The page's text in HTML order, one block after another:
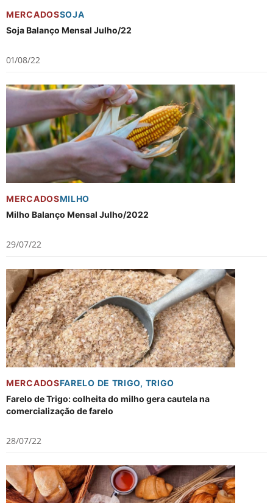
MERCADOSSOJA
Soja Balanço Mensal Julho/22
01/08/22
MERCADOSMILHO
Milho Balanço Mensal Julho/2022
29/07/22
MERCADOSFARELO DE TRIGO, TRIGO
Farelo de Trigo: colheita do milho gera cautela na
comercialização de farelo
28/07/22